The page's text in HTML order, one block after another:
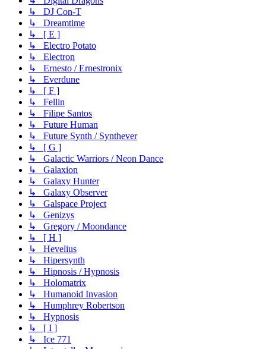
↳ DJ Con-T
↳ Dreamtime
↳ [ E ]
↳ Electro Potato
↳ Electron
↳ Ernesto / Ernestronix
↳ Everdune
↳ [ F ]
↳ Fellin
↳ Filipe Santos
↳ Future Human
↳ Future Synth / Synthever
↳ [ G ]
↳ Galactic Warriors / Neon Dance
↳ Galaxion
↳ Galaxy Hunter
↳ Galaxy Observer
↳ Galspace Project
↳ Genizys
↳ Gregory / Moondance
↳ [ H ]
↳ Hevelius
↳ Hipersynth
↳ Hipnosis / Hypnosis
↳ Holomatrix
↳ Humanoid Invasion
↳ Humphrey Robertson
↳ Hypnosis
↳ [ I ]
↳ Ice 771